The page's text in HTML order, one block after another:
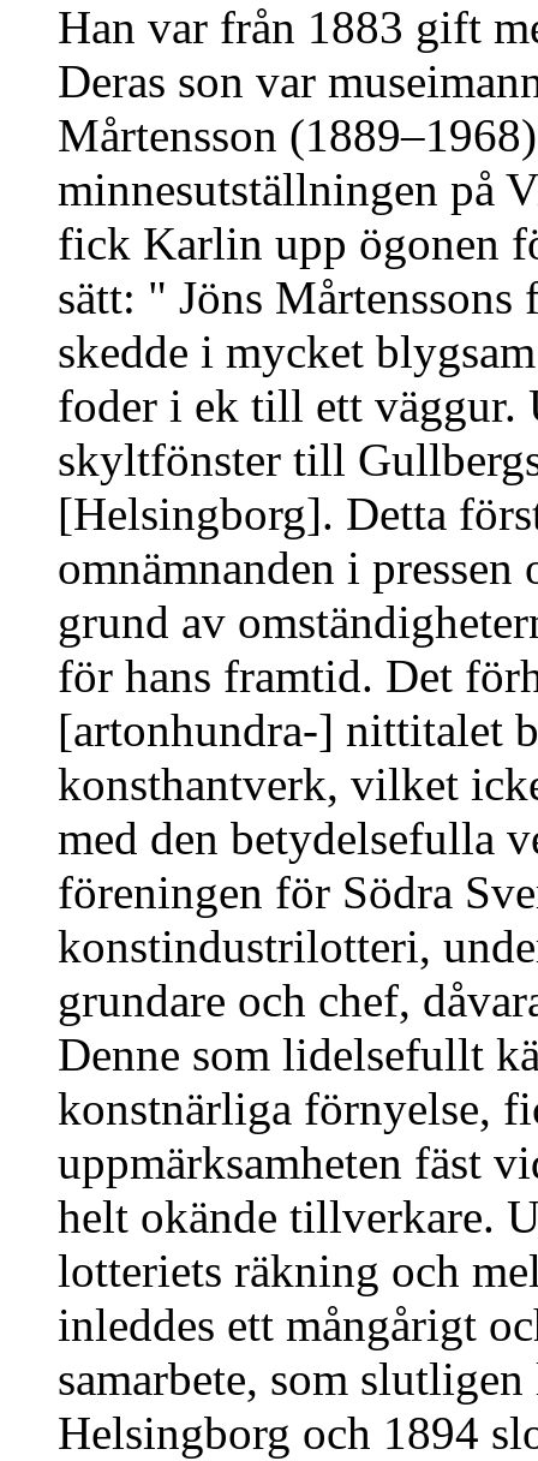
Han var från 1883 gift
Deras son var
Mårtensson
minnesutställningen på
fick Karlin upp ögonen
sätt: " Jöns
skedde i mycket
foder i ek till ett väggur.
skyltfönster till
[Helsingborg]. Detta
omnämnanden i
grund av
för hans framtid. Det
[artonhundra-] nittitalet
konsthantverk, vilket
med den betydelsefulla
föreningen för Södra
konstindustrilotteri,
grundare och chef,
Denne som lidelsefullt
konstnärliga förnyelse,
uppmärksamheten fäst
helt okände tillverkare.
lotteriets räkning och
inleddes ett mångårigt
samarbete, som
Helsingborg och 1894